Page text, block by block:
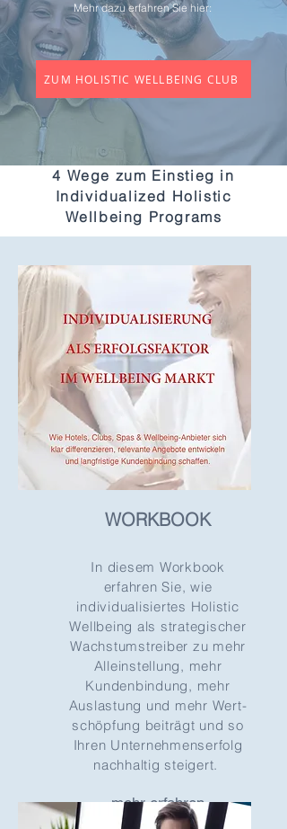
Mehr dazu erfahren Sie hier:
ZUM HOLISTIC WELLBEING CLUB
4 Wege zum Einstieg in
Individualized Holistic
Wellbeing Programs
WORKBOOK
In diesem Workbook
erfahren Sie, wie
individualisiertes Holistic
Wellbeing als strategischer
Wachstumstreiber zu mehr
Alleinstellung, mehr
Kundenbindung, mehr
Auslastung und mehr Wert-
schöpfung beiträgt und so
Ihren Unternehmenserfolg
nachhaltig steigert.
mehr erfahren